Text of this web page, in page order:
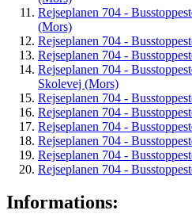
Rejseplanen 704 -
(Mors)
Rejseplanen 704 -
Rejseplanen 704 -
Rejseplanen 704 -
Skolevej (Mors)
Rejseplanen 704 -
Rejseplanen 704 -
Rejseplanen 704 -
Rejseplanen 704 -
Rejseplanen 704 -
Rejseplanen 704 -
Informations: